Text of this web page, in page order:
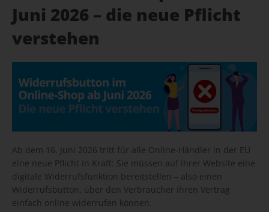
Juni 2026 – die neue Pflicht
verstehen
Ab dem 16. Juni 2026 tritt für alle Online-Händler in der EU
eine neue Pflicht in Kraft: Sie müssen auf ihrer Website eine
digitale Widerrufsfunktion bereitstellen – also einen
Widerrufsbutton, über den Verbraucher ihren Vertrag
einfach online widerrufen können.